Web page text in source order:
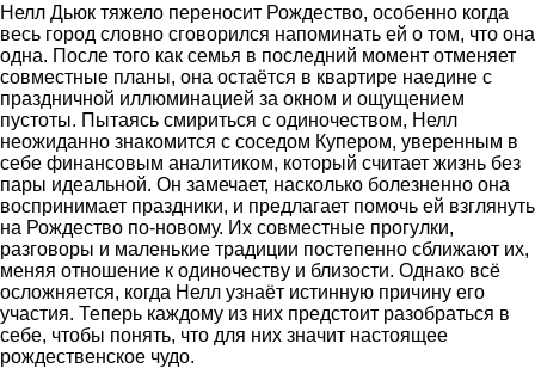
Нелл Дьюк тяжело переносит Рождество, особенно когда
весь город словно сговорился напоминать ей о том, что она
одна. После того как семья в последний момент отменяет
совместные планы, она остаётся в квартире наедине с
праздничной иллюминацией за окном и ощущением
пустоты. Пытаясь смириться с одиночеством, Нелл
неожиданно знакомится с соседом Купером, уверенным в
себе финансовым аналитиком, который считает жизнь без
пары идеальной. Он замечает, насколько болезненно она
воспринимает праздники, и предлагает помочь ей взглянуть
на Рождество по-новому. Их совместные прогулки,
разговоры и маленькие традиции постепенно сближают их,
меняя отношение к одиночеству и близости. Однако всё
осложняется, когда Нелл узнаёт истинную причину его
участия. Теперь каждому из них предстоит разобраться в
себе, чтобы понять, что для них значит настоящее
рождественское чудо.